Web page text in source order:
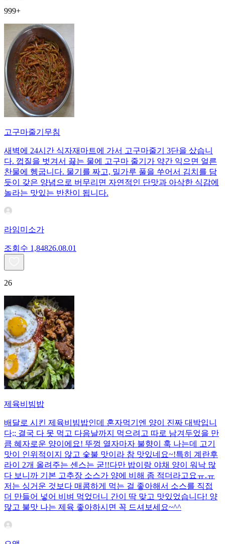
999+
고구마줄기무침
새벽에 24시간 식자재마트에 가서 고구마줄기 3단을 샀습니
다. 껍질을 벗겨서 끓는 물에 고구마 줄기가 약간 익으면 얼른
찬물에 헹굽니다. 물기를 짜고, 밀가루 풀을 쑤어서 김치를 담
듯이 갖은 양념으로 버무리면 자연적인 단맛과 아삭한 식감에
놀라는 맛있는 반찬이 됩니다.
라임미소가
조회수 1,84826.08.01
26
제육비빔밥
배달로 시킨 제육비빔밥인데 혼자먹기엔 양이 진짜 대박입니
다;; 결국 다 못 먹고 다음날까지 먹으려고 따로 남겨두었을 만
큼 혜자로운 양이에요! 뚜껑 열자마자 불향이 훅 나는데 고기
맛이 인위적이지 않고 숯불 맛이라 참 맛있네요~!특히 계란후
라이 2개 올려주는 센스는 굳!! ​다만 밥이랑 야채 양이 워낙 많
다 보니까 기본 고추장 소스가 양에 비해 좀 적더라고요ㅠ.ㅠ
저는 싱거운 것보다 매콤하게 먹는 걸 좋아해서 소스를 직접
더 만들어 넣어 비벼 먹었더니 간이 딱 맞고 맛있었습니다! 양
많고 불맛 나는 제육 좋아하시면 꼭 드셔보세요~^^